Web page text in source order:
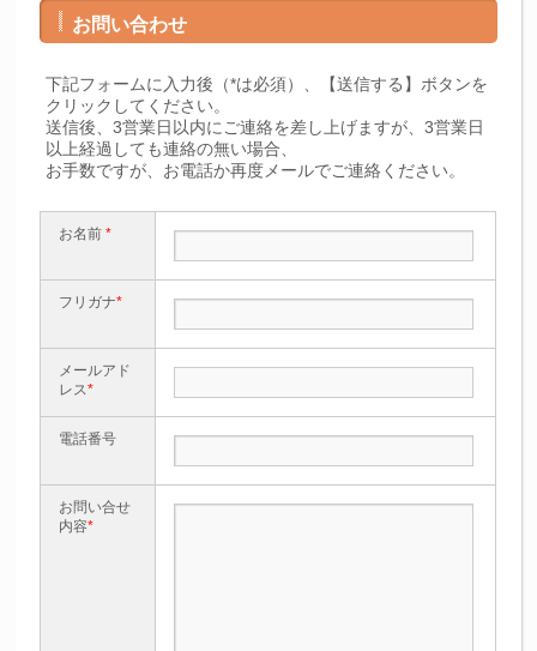
お問い合わせ
下記フォームに入力後（*は必須）、【送信する】ボタンを
クリックしてください。
送信後、3営業日以内にご連絡を差し上げますが、3営業日
以上経過しても連絡の無い場合、
お手数ですが、お電話か再度メールでご連絡ください。
お名前*
フリガナ*
メールアド
レス*
電話番号
お問い合せ
内容*